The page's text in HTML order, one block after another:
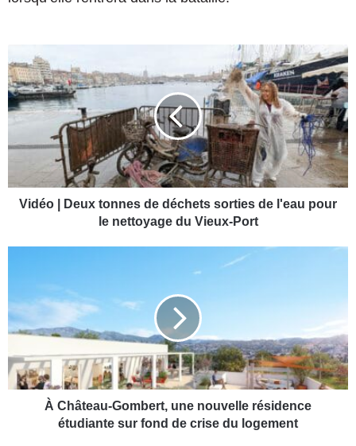
i
d
é
D
u
s
d
e
d
é
c
Vidéo | Deux tonnes de déchets sorties de l'eau pour
le nettoyage du Vieux-Port
â
t
e
a
u
-
À Château-Gombert, une nouvelle résidence
étudiante sur fond de crise du logement